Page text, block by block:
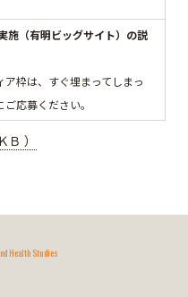
施（有明ビッグサイト）の説
枠は、すぐ埋まってしまっ
応募ください。
）
Health Studies